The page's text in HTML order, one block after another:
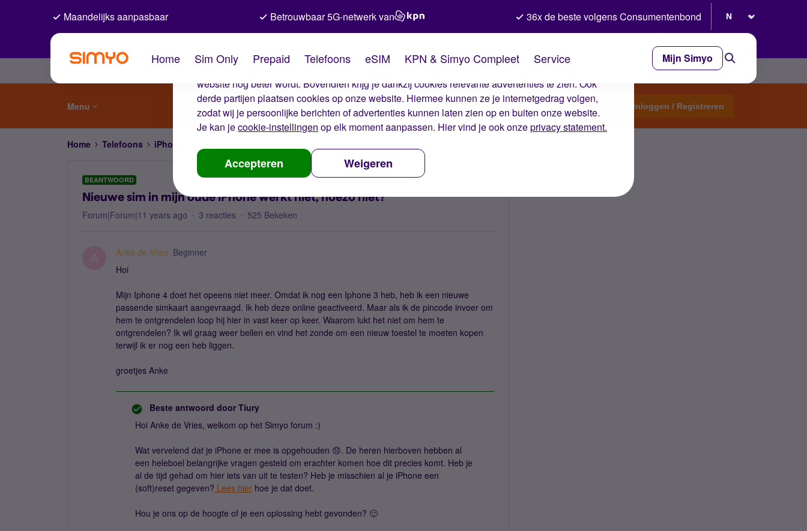
De cookies van Simyo
Wij gebruiken cookies op onze website. Met deze cookies zorgen wij ervoor dat je ervaring op de
website nog beter wordt. Bovendien krijg je dankzij cookies relevante advertenties te zien. Ook
derde partijen plaatsen cookies op onze website. Hiermee kunnen ze je internetgedrag volgen,
zodat wij je persoonlijke berichten of advertenties kunnen laten zien op en buiten onze website.
Je kan jecookie-instellingen op elk moment aanpassen. Hier vind je ook onzeprivacy statement.
Accepteren Weigeren
Maandelijks aanpasbaar Betrouwbaar 5G-netwerk van 36x de beste volgens Consumentenbond
Home Sim Only Prepaid Telefoons eSIM KPN & Simyo Compleet Service Mijn Simyo
Menu Start een topic Inloggen / Registreren
Home Telefoons iPhone / iOS
BEANTWOORD
Nieuwe sim in mijn oude iPhone werkt niet, hoezo niet?
Forum|Forum|11 years ago 3 reacties 525 Bekeken
Anke de Vries Beginner
Hoi
Mijn Iphone 4 doet het opeens niet meer. Omdat ik nog een Iphone 3 heb, heb ik een nieuwe
passende simkaart aangevraagd. Ik heb deze online geactiveerd. Maar als ik de pincode invoer om
hem te ontgrendelen loop hij hier in vast keer op keer. Waarom lukt het niet om hem te
ontgrendelen? Ik wil graag weer bellen en vind het zonde om een nieuw toestel te moeten kopen
terwijl ik er nog een heb liggen.
groetjes Anke
Beste antwoord door Tiury
Hoi Anke de Vries, welkom op het Simyo forum :)
Wat vervelend dat je iPhone er mee is opgehouden 😞. De heren hierboven hebben al
een heleboel belangrijke vragen gesteld om erachter komen hoe dit precies komt. Heb je
al de tijd gehad om hier iets van uit te testen? Heb je misschien al je iPhone een
(soft)reset gegeven? Lees hier hoe je dat doet.
Hou je ons op de hoogte of je een oplossing hebt gevonden? 🙂